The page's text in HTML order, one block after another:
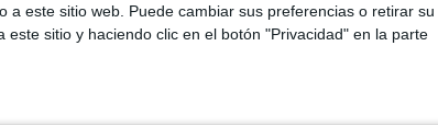
a este sitio web. Puede cambiar sus preferencias o retirar su
sitio y haciendo clic en el botón "Privacidad" en la parte
de su tierra. Hecha a base